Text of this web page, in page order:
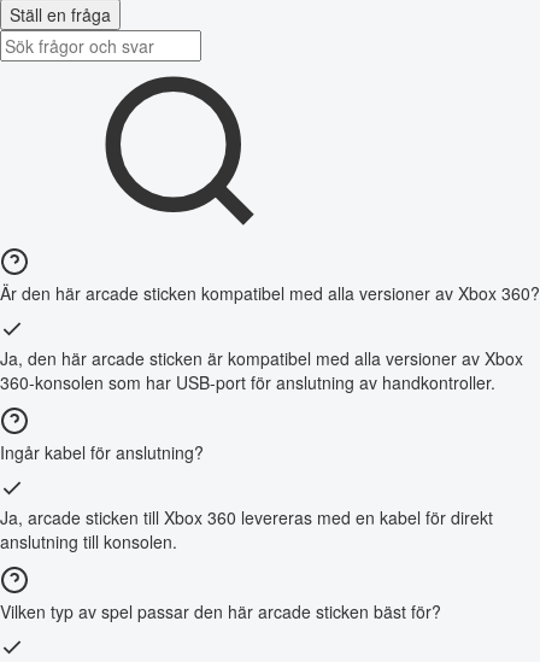
Ställ en fråga
Är den här arcade sticken kompatibel med alla versioner av Xbox 360?
Ja, den här arcade sticken är kompatibel med alla versioner av Xbox
360-konsolen som har USB-port för anslutning av handkontroller.
Ingår kabel för anslutning?
Ja, arcade sticken till Xbox 360 levereras med en kabel för direkt
anslutning till konsolen.
Vilken typ av spel passar den här arcade sticken bäst för?